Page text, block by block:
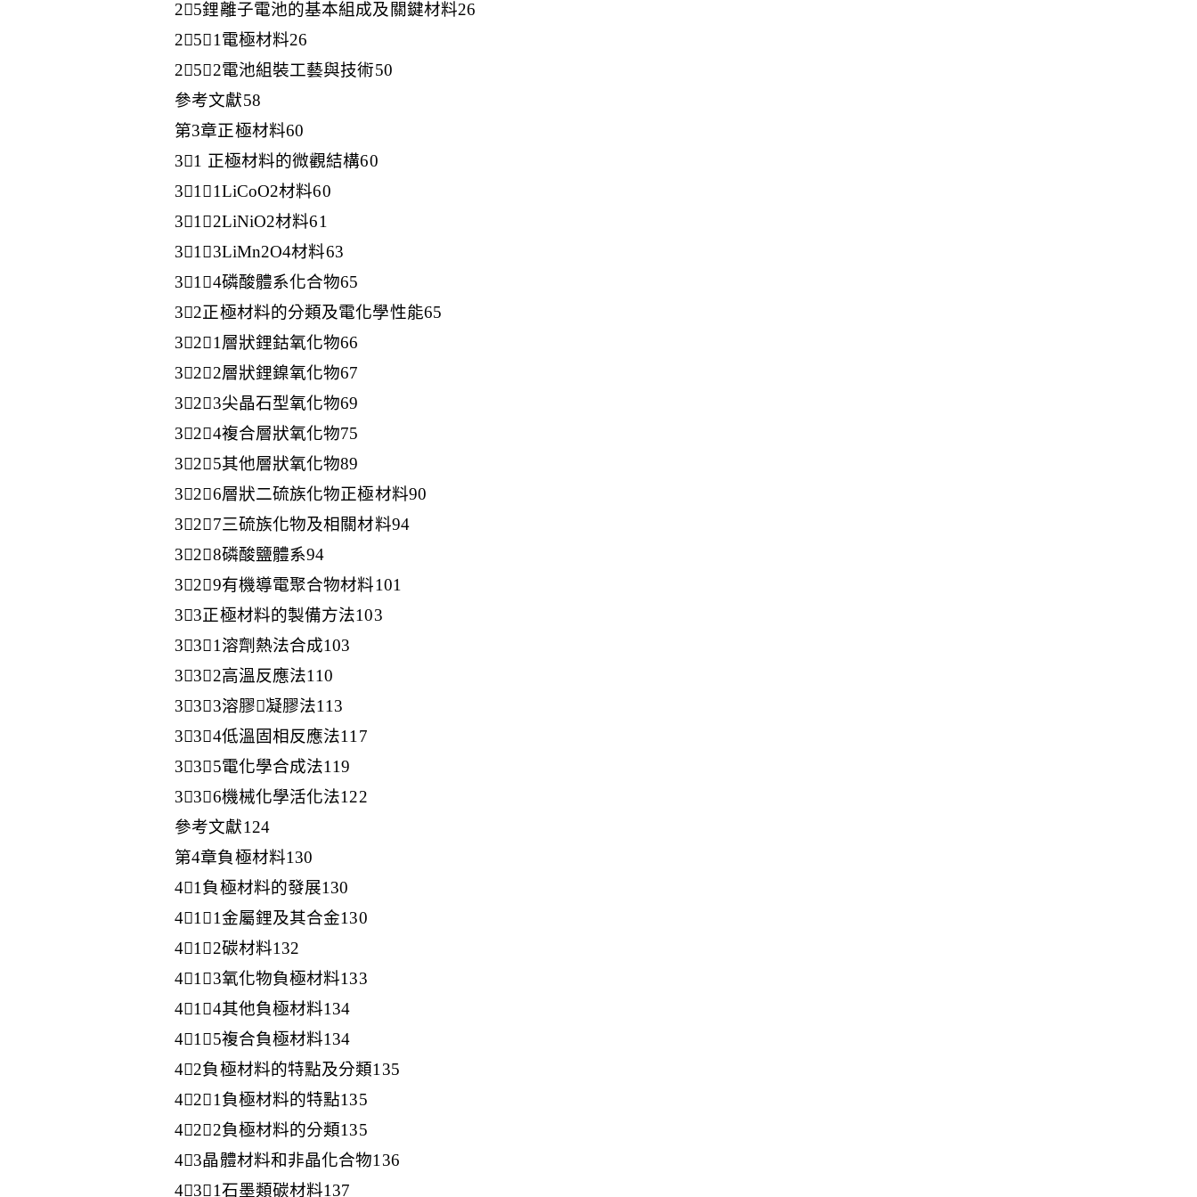
25鋰離子電池的基本組成及關鍵材料26
251電極材料26
252電池組裝工藝與技術50
參考文獻58
第3章正極材料60
31 正極材料的微觀結構60
311LiCoO2材料60
312LiNiO2材料61
313LiMn2O4材料63
314磷酸體系化合物65
32正極材料的分類及電化學性能65
321層狀鋰鈷氧化物66
322層狀鋰鎳氧化物67
323尖晶石型氧化物69
324複合層狀氧化物75
325其他層狀氧化物89
326層狀二硫族化物正極材料90
327三硫族化物及相關材料94
328磷酸鹽體系94
329有機導電聚合物材料101
33正極材料的製備方法103
331溶劑熱法合成103
332高溫反應法110
333溶膠凝膠法113
334低溫固相反應法117
335電化學合成法119
336機械化學活化法122
參考文獻124
第4章負極材料130
41負極材料的發展130
411金屬鋰及其合金130
412碳材料132
413氧化物負極材料133
414其他負極材料134
415複合負極材料134
42負極材料的特點及分類135
421負極材料的特點135
422負極材料的分類135
43晶體材料和非晶化合物136
431石墨類碳材料137